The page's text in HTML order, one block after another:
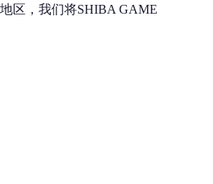
区，我们将SHIBA GAME